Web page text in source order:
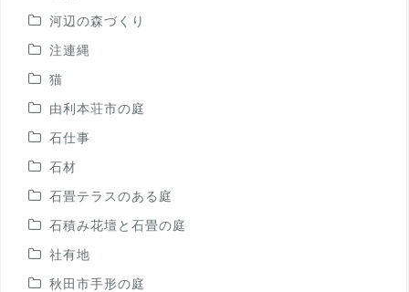
河辺の森づくり
注連縄
猫
由利本荘市の庭
石仕事
石材
石畳テラスのある庭
石積み花壇と石畳の庭
社有地
秋田市手形の庭